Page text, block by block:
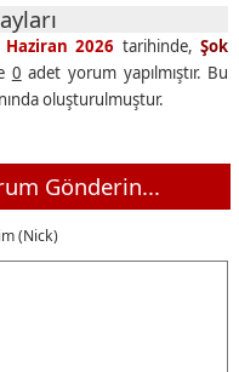
119,00 TL
17,95 TL
100,00 TL
25,00 TL
Haziran 2026 tarihinde,Şok
0 adet yorum yapılmıştır. Bu
oluşturulmuştur.
Gönderin...
(Nick)